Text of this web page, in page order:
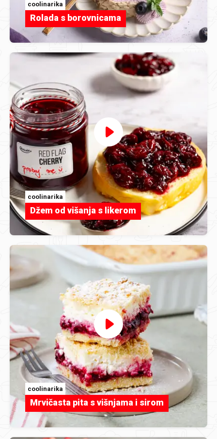
coolinarika
Rolada s borovnicama
coolinarika
Džem od višanja s likerom
coolinarika
Mrvičasta pita s višnjama i sirom